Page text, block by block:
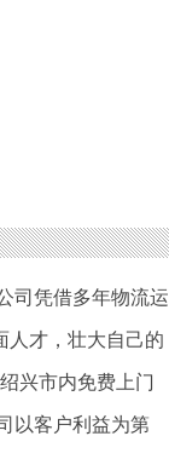
司凭借多年物流运
人才，壮大自己的
兴市内免费上门
以客户利益为第